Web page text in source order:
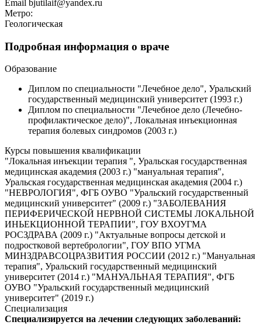
Email bjutilaif@yandex.ru
Метро:
Геологическая
Подробная информация о враче
Образование
Диплом по специальности "Лечебное дело", Уральский
государственный медицинский университет (1993 г.)
Диплом по специальности "Лечебное дело (Лечебно-
профилактическое дело)", Локальная инъекционная
терапия болевых синдромов (2003 г.)
Курсы повышения квалификации
"Локальная инъекции терапия ", Уральская государственная
медицинская академия (2003 г.) "мануальная терапия",
Уральская государственная медицинская академия (2004 г.)
"НЕВРОЛОГИЯ", ФГБ ОУВО "Уральский государственный
медицинский университет" (2009 г.) "ЗАБОЛЕВАНИЯ
ПЕРИФЕРИЧЕСКОЙ НЕРВНОЙ СИСТЕМЫ ЛОКАЛЬНОЙ
ИНЬЕКЦИОННОЙ ТЕРАПИИ", ГОУ ВХОУГМА
РОСЗДРАВА (2009 г.) "Актуальные вопросы детской и
подростковой вертебрологии", ГОУ ВПО УГМА
МИНЗДРАВСОЦРАЗВИТИЯ РОССИИ (2012 г.) "Мануальная
терапия", Уральский государственный медицинский
университет (2014 г.) "МАНУАЛЬНАЯ ТЕРАПИЯ", ФГБ
ОУВО "Уральский государственный медицинский
университет" (2019 г.)
Специализация
Специализируется на лечении следующих заболеваний: